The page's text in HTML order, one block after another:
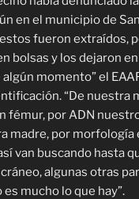
en el municipio de
fueron extraídos,
bolsas y los dejaron
algún momento” el
“De nuestra
fémur, por ADN
madre, por morfología
van buscando hasta
algunas otras
es mucho lo que hay”.